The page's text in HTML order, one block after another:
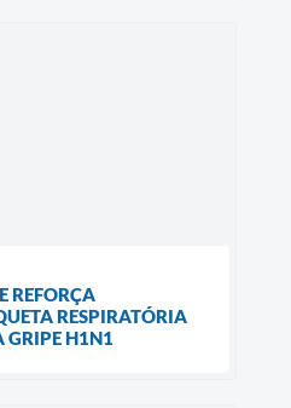
REFORÇA
RESPIRATÓRIA
GRIPE H1N1